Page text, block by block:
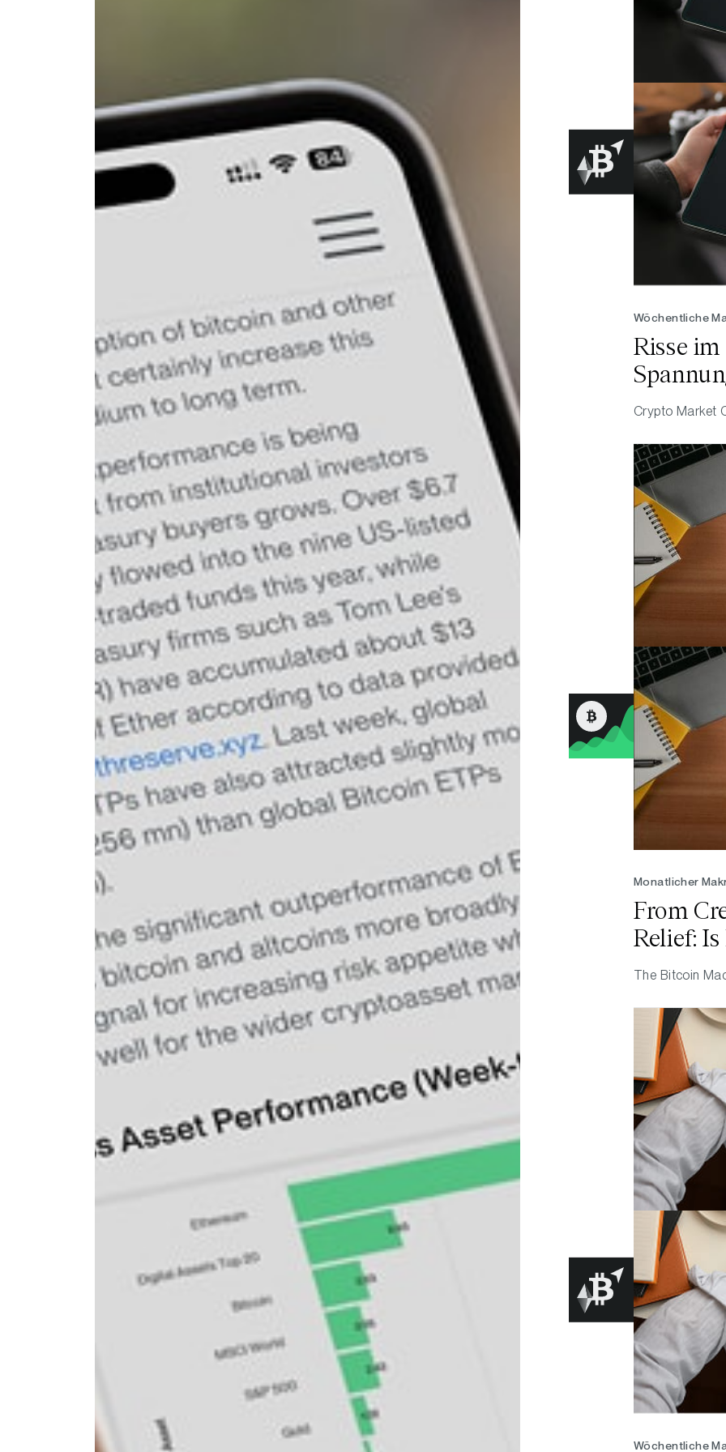
Wöchentliche
Risse
könnten
Crypto Market
Monatlicher
From
Relief:
Out?
The Bitcoin
Wöchentliche